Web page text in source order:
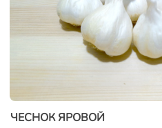
ЧЕСНОК ЯРОВОЙ